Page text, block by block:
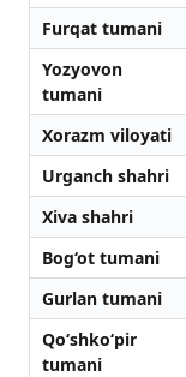
Furqat tumani
Yozyovon
tumani
Xorazm viloyati
Urganch shahri
Xiva shahri
Bog‘ot tumani
Gurlan tumani
Qo‘shko‘pir
tumani